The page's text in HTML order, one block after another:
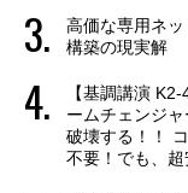
高価な専用ネ
構築の現実解
【基調講演
ームチェンジ
破壊する！！
不要！でも、